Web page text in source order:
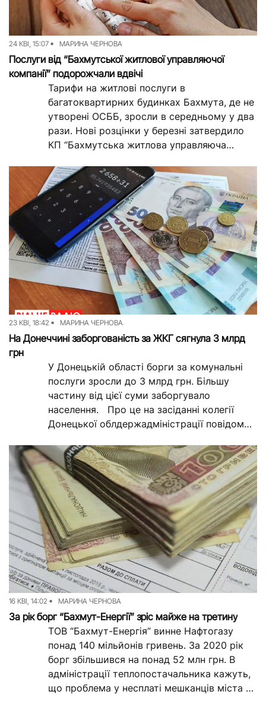
24 КВІ, 15:07 МАРИНА ЧЕРНОВА
Послуги від “Бахмутської житлової управляючої
компанії” подорожчали вдвічі
Тарифи на житлові послуги в
багатоквартирних будинках Бахмута, де не
утворені ОСББ, зросли в середньому у два
рази. Нові розцінки у березні затвердило
КП “Бахмутська житлова управляюча
23 КВІ, 18:42 МАРИНА ЧЕРНОВА
На Донеччині заборгованість за ЖКГ сягнула 3 млрд
грн
У Донецькій області борги за комунальні
послуги зросли до 3 млрд грн. Більшу
частину від цієї суми заборгувало
населення. Про це на засіданні колегії
Донецької облдержадміністрації повідомив
16 КВІ, 14:02 МАРИНА ЧЕРНОВА
За рік борг “Бахмут-Енергії” зріс майже на третину
ТОВ “Бахмут-Енергія” винне Нафтогазу
понад 140 мільйонів гривень. За 2020 рік
борг збільшився на понад 52 млн грн. В
адміністрації теплопостачальника кажуть,
що проблема у несплаті мешканців міста за